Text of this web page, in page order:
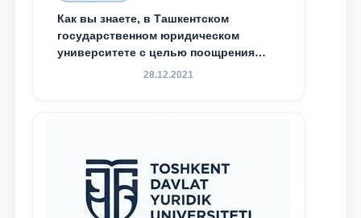
Как вы знаете, в Ташкентском
государственном юридическом
университете с целью поощрения
талантливых, активных и
28.12.2021